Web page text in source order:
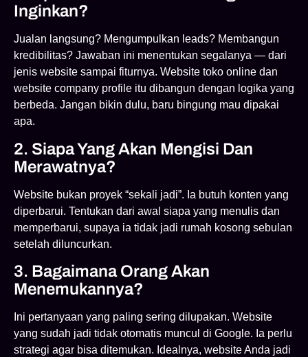
Inginkan?
Jualan langsung? Mengumpulkan leads? Membangun
kredibilitas? Jawaban ini menentukan segalanya — dari
jenis website sampai fiturnya. Website toko online dan
website company profile itu dibangun dengan logika yang
berbeda. Jangan bikin dulu, baru bingung mau dipakai
apa.
2. Siapa Yang Akan Mengisi Dan
Merawatnya?
Website bukan proyek “sekali jadi”. Ia butuh konten yang
diperbarui. Tentukan dari awal siapa yang menulis dan
memperbarui, supaya ia tidak jadi rumah kosong sebulan
setelah diluncurkan.
3. Bagaimana Orang Akan
Menemukannya?
Ini pertanyaan yang paling sering dilupakan. Website
yang sudah jadi tidak otomatis muncul di Google. Ia perlu
strategi agar bisa ditemukan. Idealnya, website Anda jadi